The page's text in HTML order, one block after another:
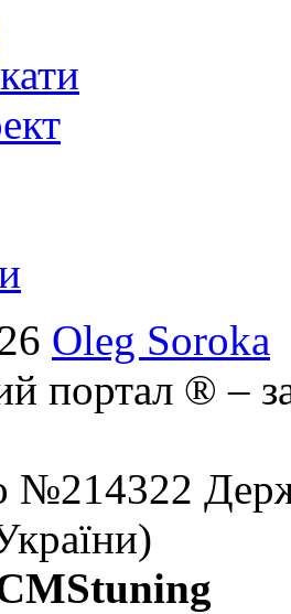
Oleg Soroka
портал ® –
№214322